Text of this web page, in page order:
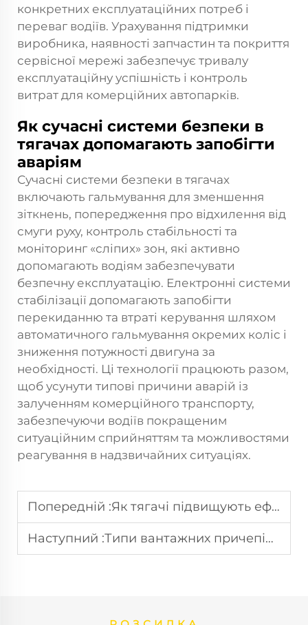
конкретних експлуатаційних потреб і
переваг водіїв. Урахування підтримки
виробника, наявності запчастин та покриття
сервісної мережі забезпечує тривалу
експлуатаційну успішність і контроль
витрат для комерційних автопарків.
Як сучасні системи безпеки в
тягачах допомагають запобігти
аваріям
Сучасні системи безпеки в тягачах
включають гальмування для зменшення
зіткнень, попередження про відхилення від
смуги руху, контроль стабільності та
моніторинг «сліпих» зон, які активно
допомагають водіям забезпечувати
безпечну експлуатацію. Електронні системи
стабілізації допомагають запобігти
перекиданню та втраті керування шляхом
автоматичного гальмування окремих коліс і
зниження потужності двигуна за
необхідності. Ці технології працюють разом,
щоб усунути типові причини аварій із
залученням комерційного транспорту,
забезпечуючи водіїв покращеним
ситуаційним сприйняттям та можливостями
реагування в надзвичайних ситуаціях.
Попередній :Як тягачі підвищують ефективність ланцюгів постачання?
Наступний :Типи вантажних причепів та їх найпоширеніші сфери застосування